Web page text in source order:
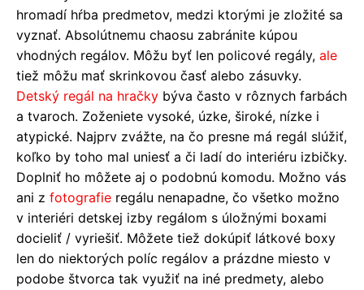
hromadí hŕba predmetov, medzi ktorými je zložité sa
vyznať. Absolútnemu chaosu zabránite kúpou
vhodných regálov. Môžu byť len policové regály, ale
tiež môžu mať skrinkovou časť alebo zásuvky.
Detský regál na hračky býva často v rôznych farbách
a tvaroch. Zoženiete vysoké, úzke, široké, nízke i
atypické. Najprv zvážte, na čo presne má regál slúžiť,
koľko by toho mal uniesť a či ladí do interiéru izbičky.
Doplniť ho môžete aj o podobnú komodu. Možno vás
ani z fotografie regálu nenapadne, čo všetko možno
v interiéri detskej izby regálom s úložnými boxami
docieliť / vyriešiť. Môžete tiež dokúpiť látkové boxy
len do niektorých políc regálov a prázdne miesto v
podobe štvorca tak využiť na iné predmety, alebo